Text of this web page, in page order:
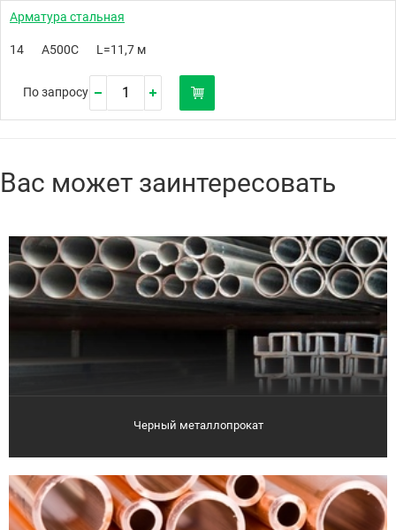
Арматура стальная
14 А500C L=11,7 м
По запросу
Вас может заинтересовать
Черный металлопрокат